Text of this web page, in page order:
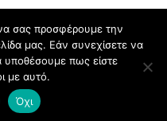
με GeneratePress
σας προσφέρουμε την
μας. Εάν συνεχίσετε να
υποθέσουμε πως είστε
με αυτό.
Όχι